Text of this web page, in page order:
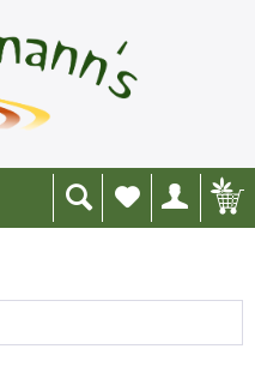
Wunschliste